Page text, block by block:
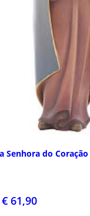
Senhora do
€ 61,90